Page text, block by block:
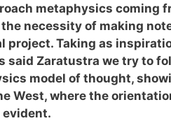
metaphysics coming
necessity of making
Taking as
said Zaratustra we try to
model of thought,
West, where the